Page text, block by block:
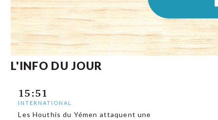
L'INFO DU JOUR
15:51
INTERNATIONAL
Les Houthis du Yémen attaquent une